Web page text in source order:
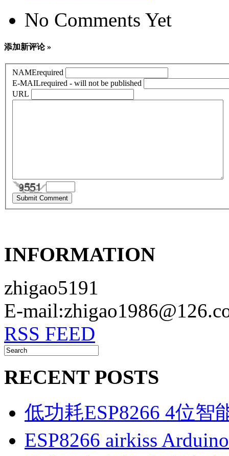
No Comments Yet
添加新评论 »
NAMErequired
E-MAILrequired - will not be published
URL
INFORMATION
zhigao5191
E-
RSS FEED
RECENT POSTS
低功耗ESP8266 4位智
ESP8266 airkiss